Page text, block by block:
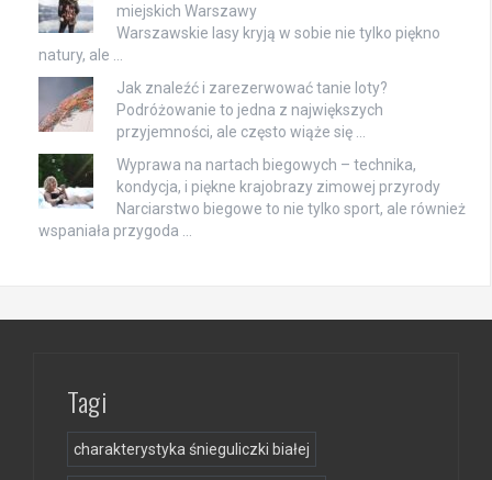
miejskich Warszawy
Warszawskie lasy kryją w sobie nie tylko piękno
natury, ale …
Jak znaleźć i zarezerwować tanie loty?
Podróżowanie to jedna z największych
przyjemności, ale często wiąże się …
Wyprawa na nartach biegowych – technika,
kondycja, i piękne krajobrazy zimowej przyrody
Narciarstwo biegowe to nie tylko sport, ale również
wspaniała przygoda …
Tagi
charakterystyka śnieguliczki białej